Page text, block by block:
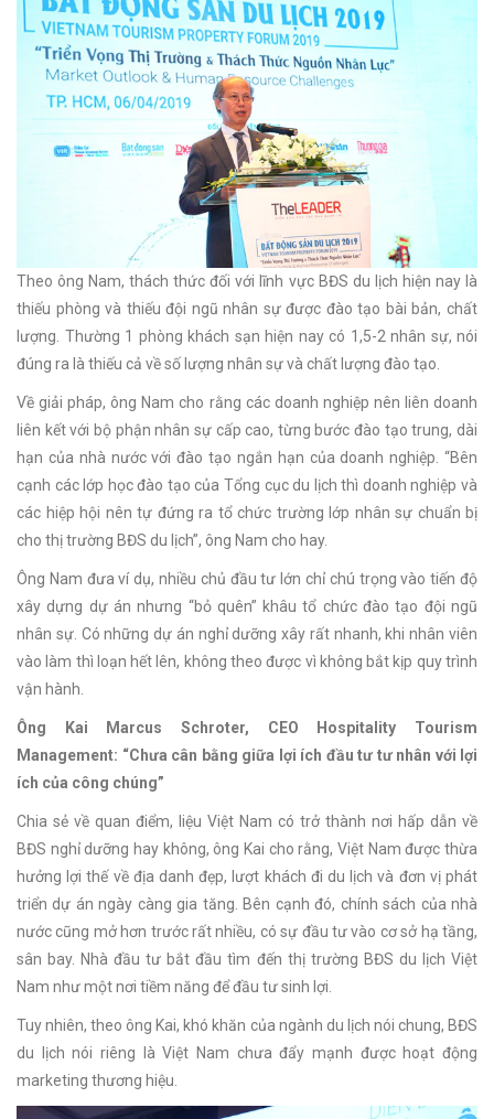
Theo ông Nam, thách thức đối với lĩnh vực BĐS du lịch hiện nay là
thiếu phòng và thiếu đội ngũ nhân sự được đào tạo bài bản, chất
lượng. Thường 1 phòng khách sạn hiện nay có 1,5-2 nhân sự, nói
đúng ra là thiếu cả về số lượng nhân sự và chất lượng đào tạo.
Về giải pháp, ông Nam cho rằng các doanh nghiệp nên liên doanh
liên kết với bộ phận nhân sự cấp cao, từng bước đào tạo trung, dài
hạn của nhà nước với đào tạo ngắn hạn của doanh nghiệp. “Bên
cạnh các lớp học đào tạo của Tổng cục du lịch thì doanh nghiệp và
các hiệp hội nên tự đứng ra tổ chức trường lớp nhân sự chuẩn bị
cho thị trường BĐS du lịch”, ông Nam cho hay.
Ông Nam đưa ví dụ, nhiều chủ đầu tư lớn chỉ chú trọng vào tiến độ
xây dựng dự án nhưng “bỏ quên” khâu tổ chức đào tạo đội ngũ
nhân sự. Có những dự án nghỉ dưỡng xây rất nhanh, khi nhân viên
vào làm thì loạn hết lên, không theo được vì không bắt kịp quy trình
vận hành.
Ông Kai Marcus Schroter, CEO Hospitality Tourism
Management: “Chưa cân bằng giữa lợi ích đầu tư tư nhân với lợi
ích của công chúng”
Chia sẻ về quan điểm, liệu Việt Nam có trở thành nơi hấp dẫn về
BĐS nghỉ dưỡng hay không, ông Kai cho rằng, Việt Nam được thừa
hưởng lợi thế về địa danh đẹp, lượt khách đi du lịch và đơn vị phát
triển dự án ngày càng gia tăng. Bên cạnh đó, chính sách của nhà
nước cũng mở hơn trước rất nhiều, có sự đầu tư vào cơ sở hạ tầng,
sân bay. Nhà đầu tư bắt đầu tìm đến thị trường BĐS du lịch Việt
Nam như một nơi tiềm năng để đầu tư sinh lợi.
Tuy nhiên, theo ông Kai, khó khăn của ngành du lịch nói chung, BĐS
du lịch nói riêng là Việt Nam chưa đẩy mạnh được hoạt động
marketing thương hiệu.